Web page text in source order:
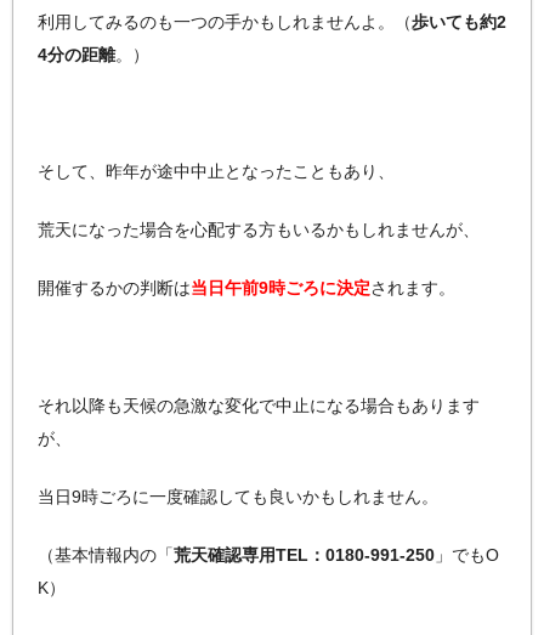
利用してみるのも一つの手かもしれませんよ。（歩いても約2
4分の距離。）
そして、昨年が途中中止となったこともあり、
荒天になった場合を心配する方もいるかもしれませんが、
開催するかの判断は当日午前9時ごろに決定されます。
それ以降も天候の急激な変化で中止になる場合もあります
が、
当日9時ごろに一度確認しても良いかもしれません。
（基本情報内の「荒天確認専用TEL：0180-991-250 」でもO
K）